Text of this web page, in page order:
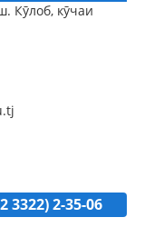
Кӯлоб, кӯчаи
2-35-06